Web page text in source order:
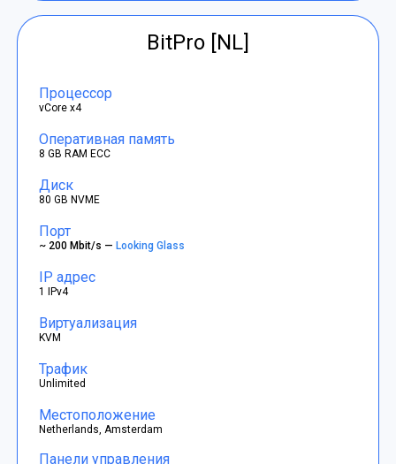
BitPro [NL]
Процессор
vCore x4
Оперативная память
8 GB RAM ECC
Диск
80 GB NVME
Порт
~ 200 Mbit/s —Looking Glass
IP адрес
1 IPv4
Виртуализация
KVM
Трафик
Unlimited
Местоположение
Netherlands, Amsterdam
Панели управления